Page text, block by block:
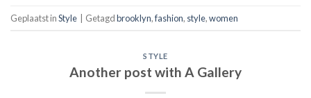
Geplaatst inStyle Getagdbrooklyn,fashion, style,women
STYLE
Another post with A Gallery